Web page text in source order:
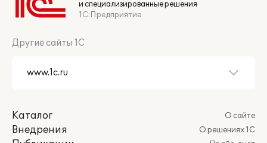
и специализированные решения
1С:Предприятие
Другие сайты 1С
Каталог
Внедрения
О сайте
О решениях 1С